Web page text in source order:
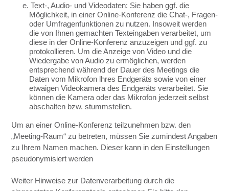
e. Text-, Audio- und Videodaten: Sie haben ggf. die
Möglichkeit, in einer Online-Konferenz die Chat-, Fragen-
oder Umfragenfunktionen zu nutzen. Insoweit werden
die von Ihnen gemachten Texteingaben verarbeitet, um
diese in der Online-Konferenz anzuzeigen und ggf. zu
protokollieren. Um die Anzeige von Video und die
Wiedergabe von Audio zu ermöglichen, werden
entsprechend während der Dauer des Meetings die
Daten vom Mikrofon lhres Endgeräts sowie von einer
etwaigen Videokamera des Endgeräts verarbeitet. Sie
können die Kamera oder das Mikrofon jederzeit selbst
abschalten bzw. stummstellen.
Um an einer Online-Konferenz teilzunehmen bzw. den
„Meeting-Raum“ zu betreten, müssen Sie zumindest Angaben
zu Ihrem Namen machen. Dieser kann in den Einstellungen
pseudonymisiert werden
Weiter Hinweise zur Datenverarbeitung durch die